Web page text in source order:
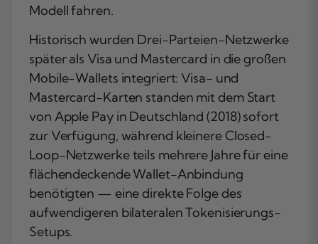
Modell fahren.
Historisch wurden Drei-Parteien-Netzwerke
später als Visa und Mastercard in die großen
Mobile-Wallets integriert: Visa- und
Mastercard-Karten standen mit dem Start
von Apple Pay in Deutschland (2018) sofort
zur Verfügung, während kleinere Closed-
Loop-Netzwerke teils mehrere Jahre für eine
flächendeckende Wallet-Anbindung
benötigten — eine direkte Folge des
aufwendigeren bilateralen Tokenisierungs-
Setups.